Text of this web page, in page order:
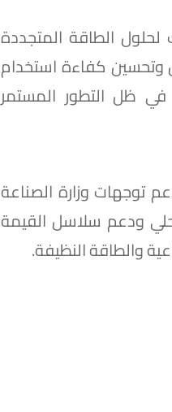
الطاقة المتجددة
وتحسين كفاءة استخدام
في ظل التطور المستمر
توجهات وزارة الصناعة
ودعم سلاسل القيمة
والطاقة النظيفة.